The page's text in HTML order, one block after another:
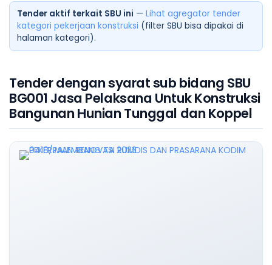
Tender aktif terkait SBU ini — Lihat agregator tender
kategori pekerjaan konstruksi (filter SBU bisa dipakai di
halaman kategori).
Tender dengan syarat sub bidang SBU
BG001 Jasa Pelaksana Untuk Konstruksi
Bangunan Hunian Tunggal dan Koppel